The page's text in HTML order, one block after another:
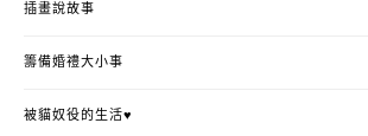
插畫說故事
籌備婚禮大小事
被貓奴役的生活♥